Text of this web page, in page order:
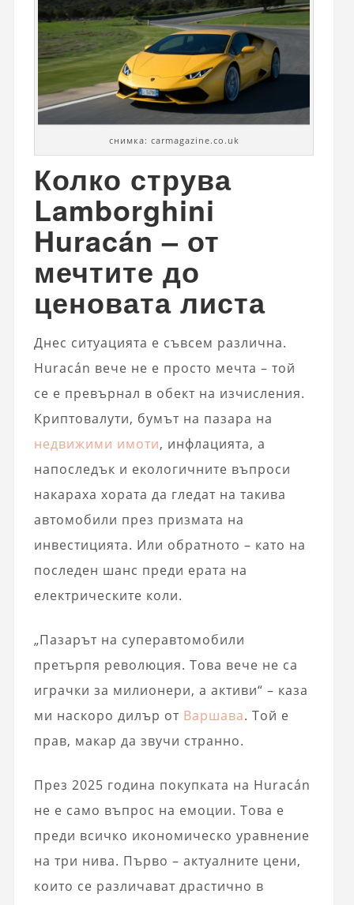
снимка: carmagazine.co.uk
Колко струва
Lamborghini
Huracán – от
мечтите до
ценовата листа
Днес ситуацията е съвсем различна.
Huracán вече не е просто мечта – той
се е превърнал в обект на изчисления.
Криптовалути, бумът на пазара на
недвижими имоти, инфлацията, а
напоследък и екологичните въпроси
накараха хората да гледат на такива
автомобили през призмата на
инвестицията. Или обратното – като на
последен шанс преди ерата на
електрическите коли.
„Пазарът на суперавтомобили
претърпя революция. Това вече не са
играчки за милионери, а активи“ – каза
ми наскоро дилър от Варшава. Той е
прав, макар да звучи странно.
През 2025 година покупката на Huracán
не е само въпрос на емоции. Това е
преди всичко икономическо уравнение
на три нива. Първо – актуалните цени,
които се различават драстично в